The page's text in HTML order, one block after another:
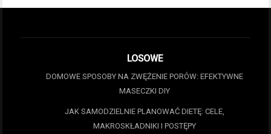
LOSOWE
DOMOWE SPOSOBY NA ZWĘŻENIE PORÓW: EFEKTYWNE
MASECZKI DIY
JAK SAMODZIELNIE PLANOWAĆ DIETĘ: CELE,
MAKROSKŁADNIKI I POSTĘPY